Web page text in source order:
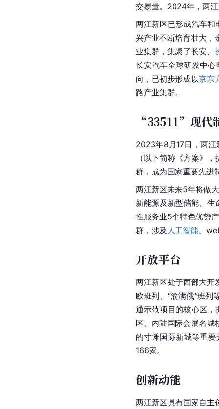
交易量。2024年，两
两江新区已形成汽车
兴产业不断培育壮大，
业集群，集聚了长安、
长安汽车全球研发中
向，已初步形成以京东
路产业集群。
“33511”现代
2023年8月17日，两
（以下简称《方案》
群，成为国家重要先进
两江新区未来5年将做
新能源及新型储能、生
性服务业5个特色优势
群，涉及 人工智能、
开放平台
两江新区处于西部大开
欧班列、“渝满俄”班列
通示范项目的核心区
区、内陆国际会展名
的寸滩国际新城等重
166家。
创新动能
两江新区具有国家自主